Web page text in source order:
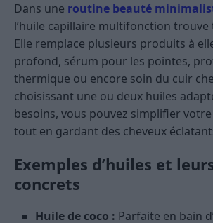
Dans une routine beauté
l’huile capillaire multifonction trouve
Elle remplace plusieurs produits à
profond, sérum pour les pointes,
thermique ou encore soin du cuir
choisissant une ou deux huiles
besoins, vous pouvez simplifier
tout en gardant des cheveux
Exemples d’huiles et
concrets
Huile de coco : Parfaite en bain